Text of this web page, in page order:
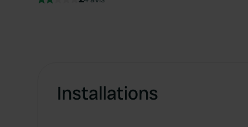
Installations